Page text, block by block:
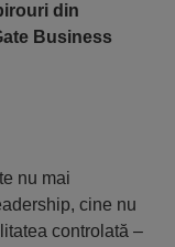
din
Business
nu mai
cine nu
controlată –